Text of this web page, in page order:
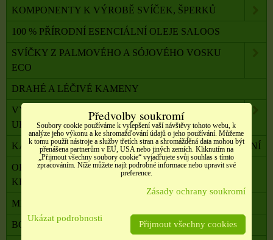
KOMPONENTY K VÝROBĚ SVÍČEK, ŠPERKŮ
100 % PŘÍRODNÍ ESENCIÁLNÍ OLEJE SALOOS
SVÍČKY Z PALMOVÉHO A SÓJOVÉHO VOSKU
ECO
DRAHÉ A LÉČIVÉ KAMENY
VYKUŘOVADLA, VONNÉ TYČINKY A ŠIŠKY,
UHLÍKY
KADIDELNICE, PÍCKY, AROMALAMPY, VYKUŘOVÁNÍ
OBALOVÝ MATERIÁL, SATÉNOVÉ MAŠLE, SÁČKY,
KRABIČKY,
MILADA TERAPEUTKA DUŠE A TĚLA
BONUSOVÝ PROGRAM
Předvolby soukromí
Soubory cookie používáme k vylepšení vaší návštěvy tohoto webu, k
analýze jeho výkonu a ke shromažďování údajů o jeho používání. Můžeme
k tomu použít nástroje a služby třetích stran a shromážděná data mohou být
přenášena partnerům v EU, USA nebo jiných zemích. Kliknutím na
„Přijmout všechny soubory cookie“ vyjadřujete svůj souhlas s tímto
zpracováním. Níže můžete najít podrobné informace nebo upravit své
preference.
Zásady ochrany soukromí
Ukázat podrobnosti
Přijmout všechny cookies